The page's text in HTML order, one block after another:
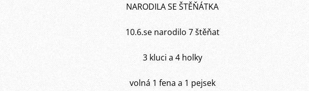
NARODILA SE ŠTĚŇÁTKA
10.6.se narodilo 7 štěňat
3 kluci a 4 holky
volná 1 fena a 1 pejsek